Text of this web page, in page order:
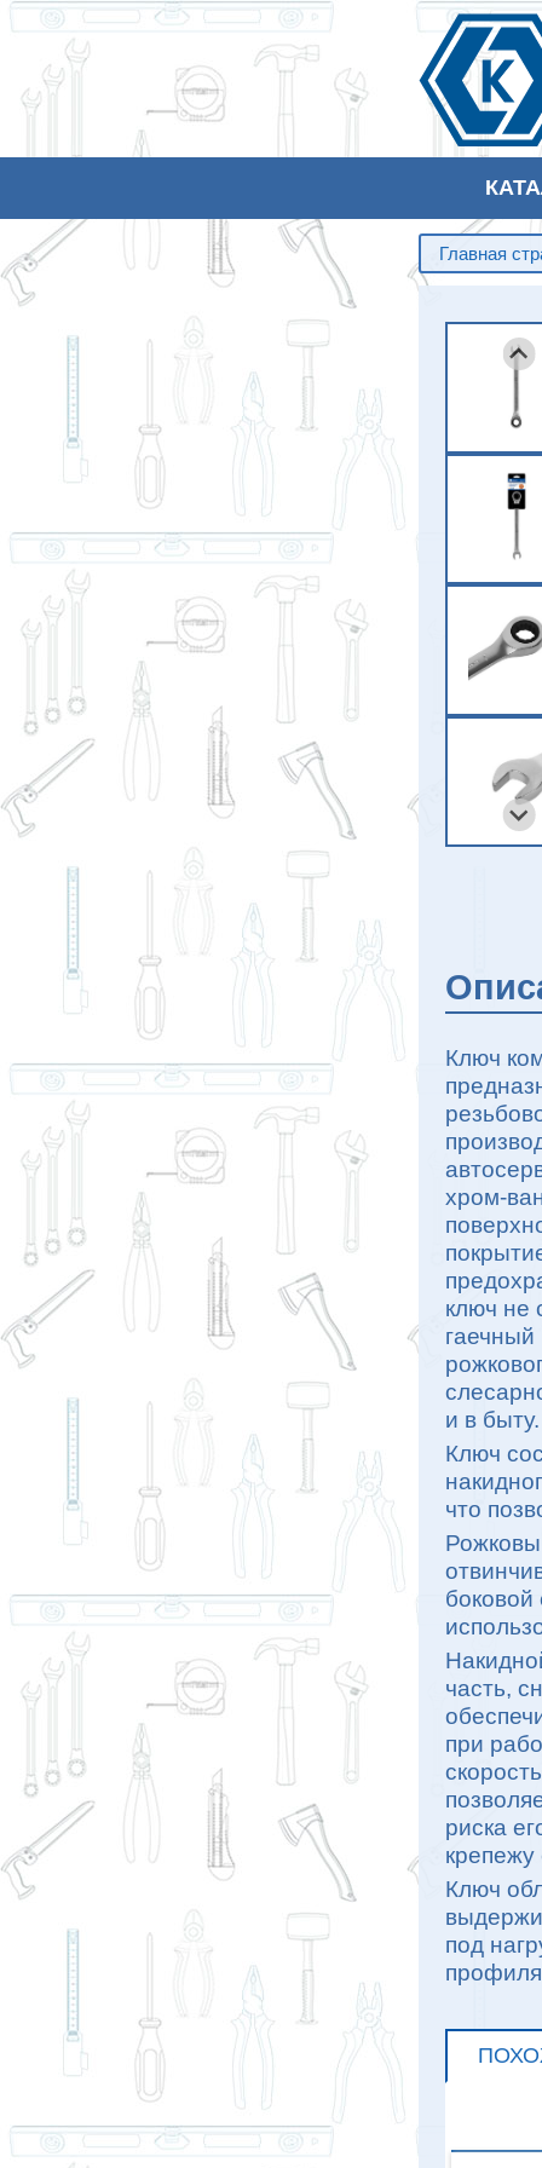
Главная
Ключ
хром-
ключ не
и в быту.
Ключ
что
часть,
при
риска
крепежу
Ключ
под